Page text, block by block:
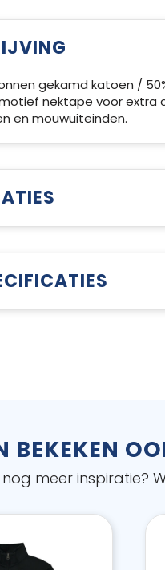
gekamd katoen /
nektape voor extra
en mouwuiteinden.
BEKEKEN
meer inspiratie?